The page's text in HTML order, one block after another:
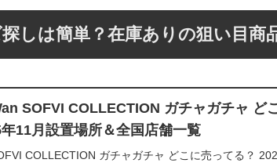
しは簡単？在庫ありの狙い目商
SOFVI COLLECTION ガチャガチャ ど
11月設置場所＆全国店舗一覧
COLLECTION ガチャガチャ どこに売ってる？